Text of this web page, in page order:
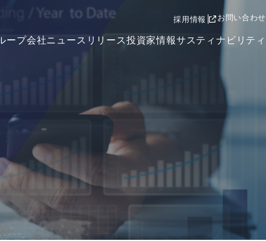
採用情報 お問い合わせ
ープ会社ニュースリリース投資家情報サスティナビリティ